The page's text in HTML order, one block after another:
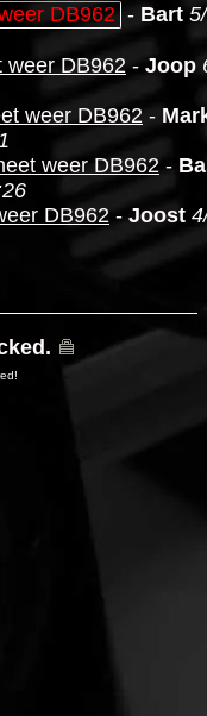
DB962 - Bart
weer DB962 - Joop
weer DB962 -
weer DB962 -
DB962 - Joost